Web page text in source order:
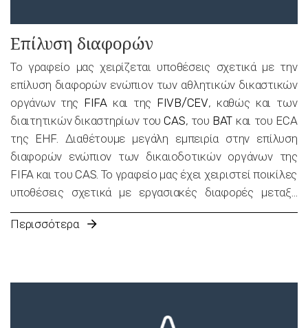
Επίλυση διαφορών
Το γραφείο μας χειρίζεται υποθέσεις σχετικά με την
επίλυση διαφορών ενώπιον των αθλητικών δικαστικών
οργάνων της FIFAκαι της FIVB/CEV, καθώς και των
διαιτητικών δικαστηρίων του CAS, του BATκαι του ECA
της EHF. Διαθέτουμε μεγάλη εμπειρία στην επίλυση
διαφορών ενώπιον των δικαιοδοτικών οργάνων της
FIFA και του CAS. Το γραφείο μας έχει χειριστεί ποικίλες
υποθέσεις σχετικά με εργασιακές διαφορές μεταξύ
ομάδων και ποδοσφαιριστών, συμπεριλαμβανομένων
υποθέσεων που σχετίζονται με ληξιπρόθεσμες οφειλές
διαφορές μεταξύ αθλητικών διαμεσολαβητών και
συμβατικές διαφορές από μετεγγραφές. Η εμπειρία μας
Περισσότερα